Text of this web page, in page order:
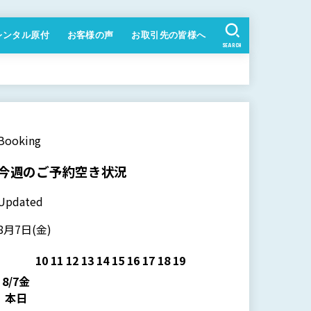
ンタル原付 お客様の声 お取引先の皆様へ
SEARCH